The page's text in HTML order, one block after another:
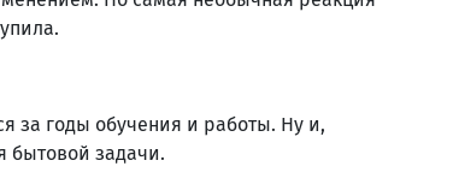
за годы обучения и работы. Ну и,
бытовой задачи.